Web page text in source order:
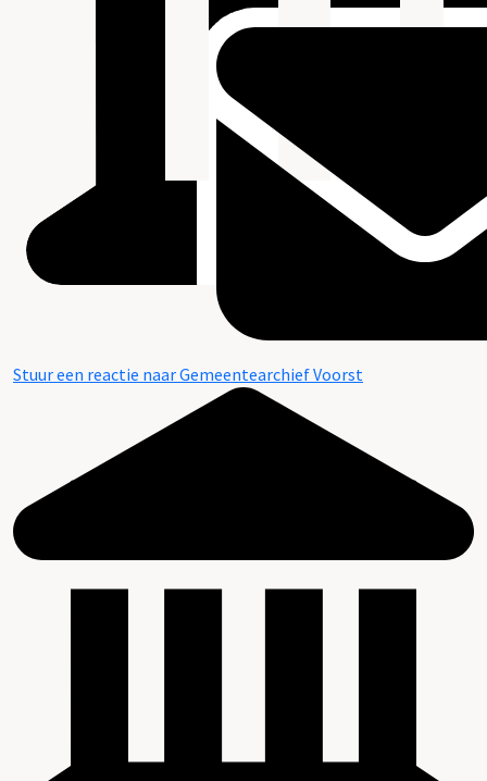
Stuur een reactie naar Gemeentearchief Voorst